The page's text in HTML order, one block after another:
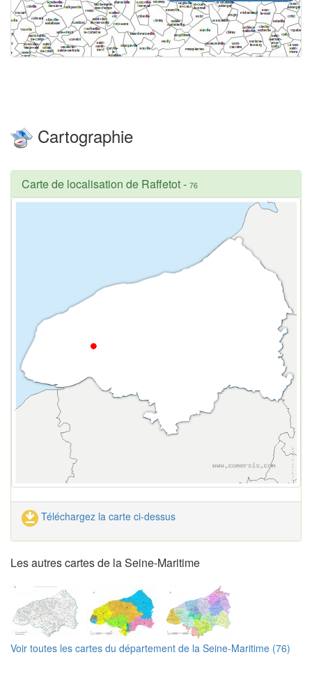
Cartographie
Carte de localisation de Raffetot- 76
Téléchargez la carte ci-dessus
Les autres cartes de la Seine-Maritime
Voir toutes les cartes du département de la Seine-Maritime (76)